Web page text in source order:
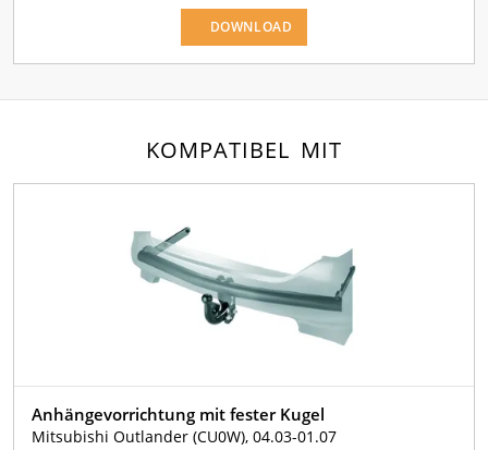
DOWNLOAD
KOMPATIBEL MIT
Anhängevorrichtung mit fester Kugel
Mitsubishi Outlander (CU0W), 04.03-01.07